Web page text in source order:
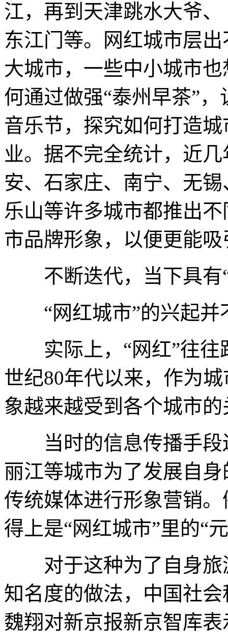
江，再到天津跳水大爷
东江门等。网红城市层
大城市，一些中小城市
何通过做强“泰州早茶”
音乐节，探究如何打造
业。据不完全统计，近
安、石家庄、南宁、无
乐山等许多城市都推出
市品牌形象，以便更能
不断迭代，当下具有“
“网红城市”的兴起并
实际上，“网红”往往
世纪80年代以来，作为
象越来越受到各个城市
当时的信息传播手段
丽江等城市为了发展自
传统媒体进行形象营销
得上是“网红城市”里的“
对于这种为了自身旅
知名度的做法，中国社
魏翔对新京报新京智库